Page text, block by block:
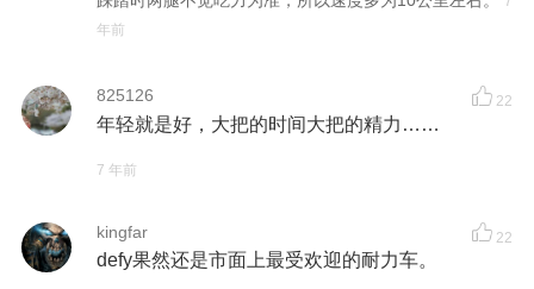
年前
825126 22
年轻就是好，大把的时间大把的精力……
7 年前
kingfar 22
defy果然还是市面上最受欢迎的耐力车。